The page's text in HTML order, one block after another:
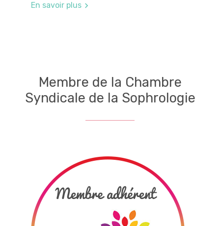
En savoir plus
Membre de la Chambre
Syndicale de la Sophrologie